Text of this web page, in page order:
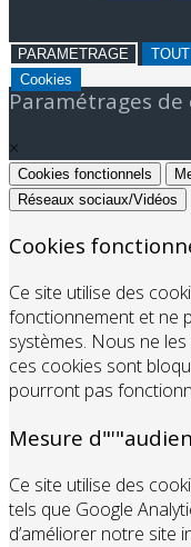
PARAMETRAGE
Cookies
Paramétrages de
×
Cookies fonctionnels
Réseaux sociaux/Vidéos
Cookies
Ce site utilise des
fonctionnement et ne
systèmes. Nous ne
ces cookies sont
pourront pas
Mesure
Ce site utilise des
tels que Google
d’améliorer notre site